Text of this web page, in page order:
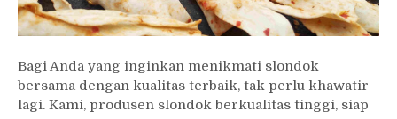
Bagi Anda yang inginkan menikmati slondok
bersama dengan kualitas terbaik, tak perlu khawatir
lagi. Kami, produsen slondok berkualitas tinggi, siap